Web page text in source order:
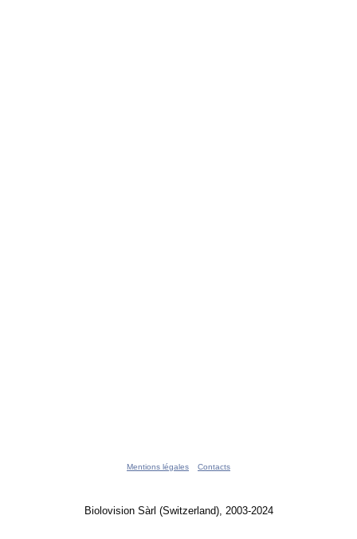
Mentions légales Contacts
Biolovision Sàrl (Switzerland), 2003-2024